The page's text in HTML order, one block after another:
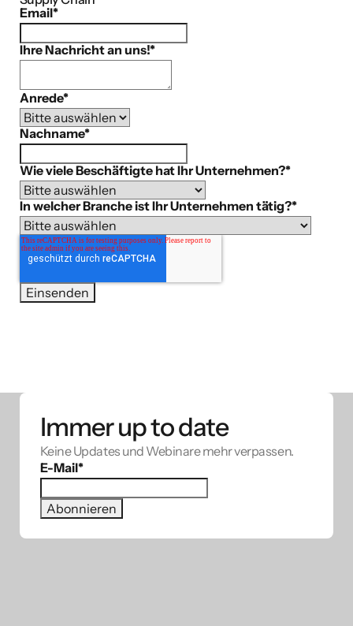
Email*
Ihre Nachricht an uns!*
Anrede*
Nachname*
Wie viele Beschäftigte hat Ihr Unternehmen?*
In welcher Branche ist Ihr Unternehmen tätig?*
Immer up to date
Keine Updates und Webinare mehr verpassen.
E-Mail*